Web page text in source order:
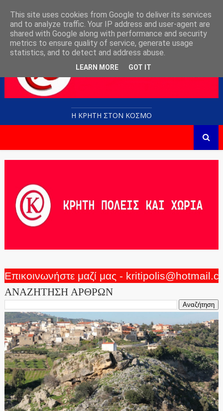
Η ΚΡΗΤΗ ΣΤΟN KOΣΜΟ
Επικοινωνήστε μαζί μας -
ΑΝΑΖΗΤΗΣΗ ΑΡΘΡΩΝ
This site uses cookies from Google to deliver its services
and to analyze traffic. Your IP address and user-agent are
shared with Google along with performance and security
metrics to ensure quality of service, generate usage
statistics, and to detect and address abuse.
LEARN MORE GOT IT